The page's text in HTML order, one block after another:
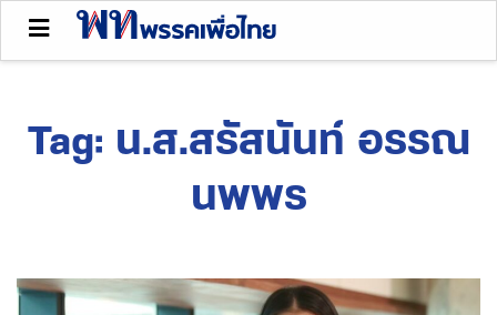
Tag: น.ส.สรัสนันท์ อรรณ
นพพร